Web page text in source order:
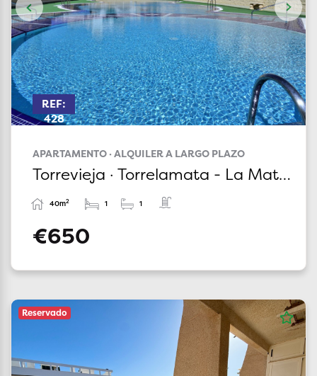
REF:
428
APARTAMENTO · ALQUILER A LARGO PLAZO
Torrevieja · Torrelamata - La Mata · Alicante
40m2 1 1
€650
Reservado